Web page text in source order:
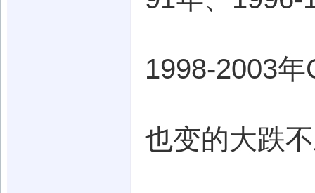
1998-2003
也变的大跌